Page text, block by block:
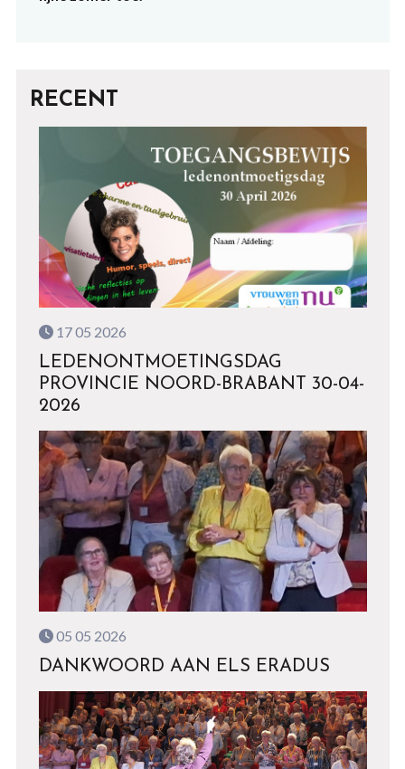
RECENT
17 05 2026
LEDENONTMOETINGSDAG
PROVINCIE NOORD-BRABANT 30-04-
2026
05 05 2026
DANKWOORD AAN ELS ERADUS